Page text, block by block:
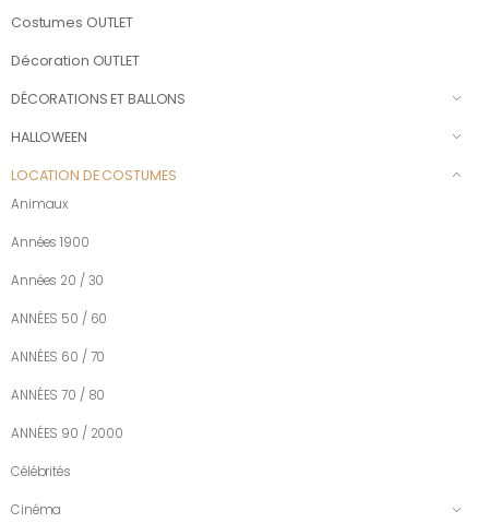
Costumes OUTLET
Décoration OUTLET
DÉCORATIONS ET BALLONS
HALLOWEEN
LOCATION DE COSTUMES
Animaux
Années 1900
Années 20 / 30
ANNÉES 50 / 60
ANNÉES 60 / 70
ANNÉES 70 / 80
ANNÉES 90 / 2000
Célébrités
Cinéma